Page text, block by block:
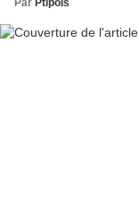
Par Ptipois